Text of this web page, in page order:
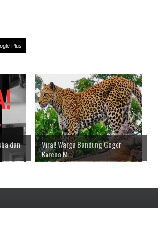
Plus
dan
Viral! Warga Bandung Geger
Karena M...